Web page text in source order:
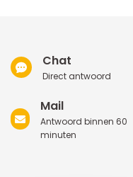
Chat
Direct antwoord
Mail
Antwoord binnen 60
minuten